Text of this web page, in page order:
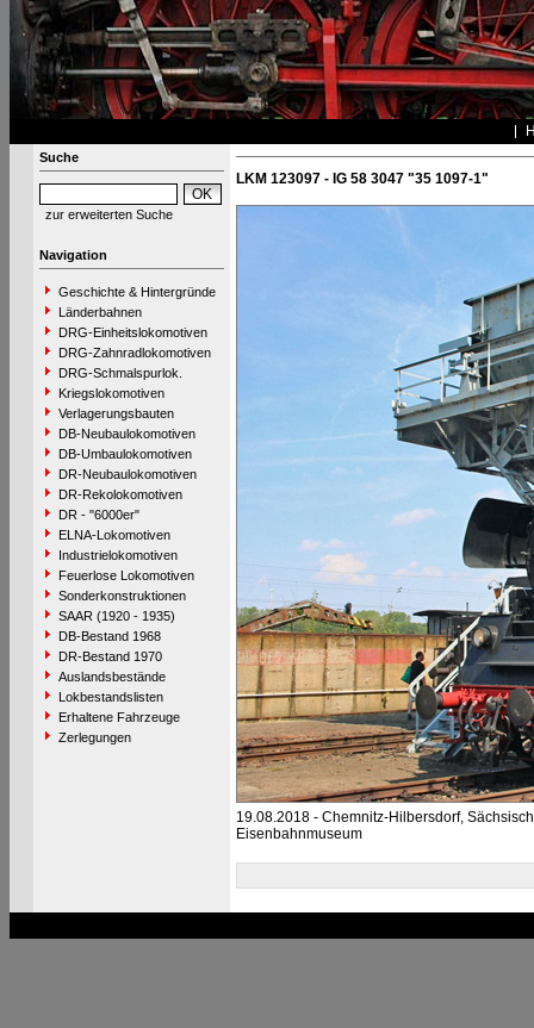
Suche
zur erweiterten Suche
Navigation
Geschichte & Hintergründe
Länderbahnen
DRG-Einheitslokomotiven
DRG-Zahnradlokomotiven
DRG-Schmalspurlok.
Kriegslokomotiven
Verlagerungsbauten
DB-Neubaulokomotiven
DB-Umbaulokomotiven
DR-Neubaulokomotiven
DR-Rekolokomotiven
DR - "6000er"
ELNA-Lokomotiven
Industrielokomotiven
Feuerlose Lokomotiven
Sonderkonstruktionen
SAAR (1920 - 1935)
DB-Bestand 1968
DR-Bestand 1970
Auslandsbestände
Lokbestandslisten
Erhaltene Fahrzeuge
Zerlegungen
LKM 123097 - IG 58 3047 "35 1097-1"
19.08.2018 - Chemnitz-Hilbersdorf,
Eisenbahnmuseum